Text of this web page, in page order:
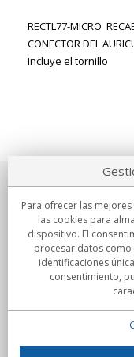
RECTL77-MICRO
CONECTOR DEL
Incluye el tornillo
Sobre nosotros
Compromisos
Compras
Para ofrecer las
las cookies para
dispositivo. El
procesar datos
identificaciones
consentimiento,